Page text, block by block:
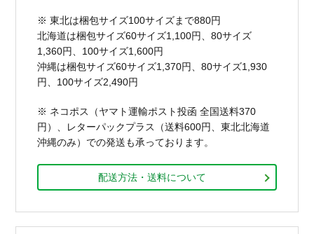
※ 東北は梱包サイズ100サイズまで880円
北海道は梱包サイズ60サイズ1,100円、80サイズ
1,360円、100サイズ1,600円
沖縄は梱包サイズ60サイズ1,370円、80サイズ1,930
円、100サイズ2,490円
※ ネコポス（ヤマト運輸ポスト投函 全国送料370
円）、レターパックプラス（送料600円、東北北海道
沖縄のみ）での発送も承っております。
配送方法・送料について